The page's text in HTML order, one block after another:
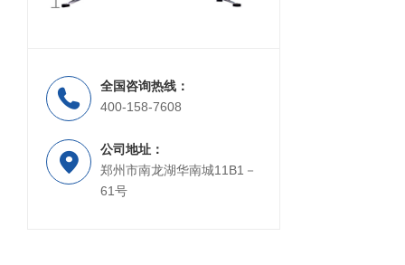
显示屏
全国咨询热线：
400-158-7608
公司地址：
郑州市南龙湖华南城11B1－
61号